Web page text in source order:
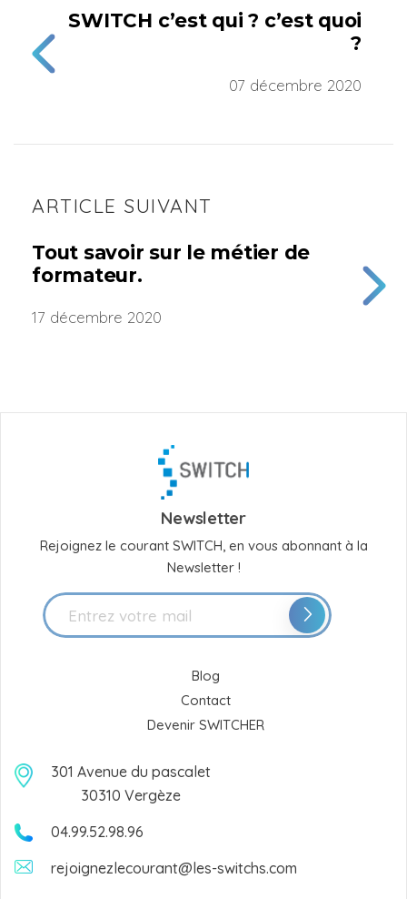
SWITCH c’est qui ? c’est quoi
?
07 décembre 2020
ARTICLE SUIVANT
Tout savoir sur le métier de
formateur.
17 décembre 2020
Newsletter
Rejoignez le courant SWITCH, en vous abonnant à la
Newsletter !
Blog
Contact
Devenir SWITCHER
301 Avenue du pascalet
30310 Vergèze
04.99.52.98.96
rejoignezlecourant@les-switchs.com